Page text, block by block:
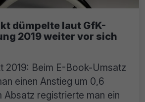
dümpelte laut GfK-
2019 weiter vor sich
2019: Beim E-Book-Umsatz
einen Anstieg um 0,6
Absatz registrierte man ein